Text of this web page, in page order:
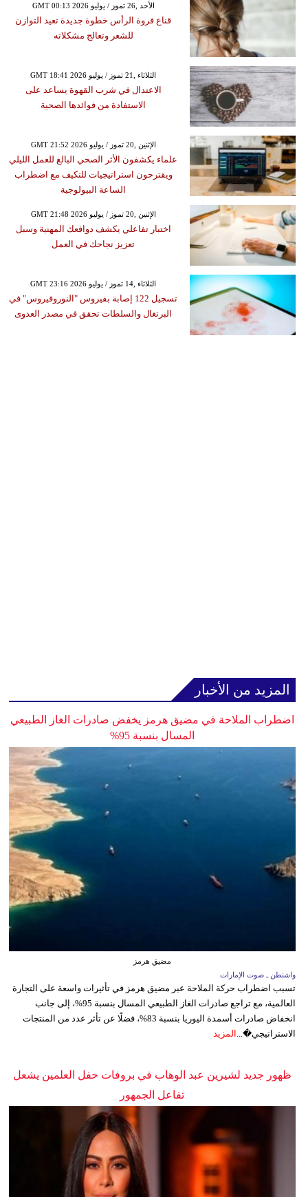
GMT 00:13 2026 الأحد ,26 تموز / يوليو
قناع فروة الرأس خطوة جديدة تعيد التوازن
للشعر وتعالج مشكلاته
GMT 18:41 2026 الثلاثاء ,21 تموز / يوليو
الاعتدال في شرب القهوة يساعد على
الاستفادة من فوائدها الصحية
GMT 21:52 2026 الإثنين ,20 تموز / يوليو
علماء يكشفون الأثر الصحي البالغ للعمل الليلي
ويقترحون استراتيجيات للتكيف مع اضطراب
الساعة البيولوجية
GMT 21:48 2026 الإثنين ,20 تموز / يوليو
اختبار تفاعلي يكشف دوافعك المهنية وسبل
تعزيز نجاحك في العمل
GMT 23:16 2026 الثلاثاء ,14 تموز / يوليو
تسجيل 122 إصابة بفيروس "النوروفيروس" في
البرتغال والسلطات تحقق في مصدر العدوى
المزيد من الأخبار
اضطراب الملاحة في مضيق هرمز يخفض صادرات الغاز الطبيعي
المسال بنسبة 95%
مضيق هرمز
واشنطن ـ صوت الإمارات
تسبب اضطراب حركة الملاحة عبر مضيق هرمز في تأثيرات واسعة على التجارة
العالمية، مع تراجع صادرات الغاز الطبيعي المسال بنسبة 95%، إلى جانب
انخفاض صادرات أسمدة اليوريا بنسبة 83%، فضلًا عن تأثر عدد من المنتجات
الاستراتيجي�... المزيد
ظهور جديد لشيرين عبد الوهاب في بروفات حفل العلمين يشعل
تفاعل الجمهور